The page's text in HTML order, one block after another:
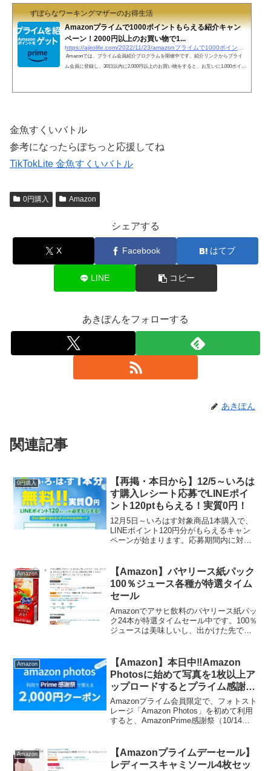
ずぼらなワーキングマザーのお得生活
Amazonプライムで1000ポイントもらえる紹介キャン
ペーン！2000円以上のお買い物で1...
Amazonでは、プライム会員紹介プログラムを開催中です。紹介リンクからプライ
ム会員に登録し、30日以内に2,000円以上のお買い物をすると、お互いに1,000ポイン
金魚すくいバトル
参考になったらぽちっと応援してね
TikTokLite 金魚すくいバトル
0円購入 Amazon
シェアする
X Facebook はてブ
LINE コピー
あきぽんをフォローする
あきぽん
関連記事
0円購入
【再掲・本日から】12/5～いろは
す購入レシート応募でLINEポイ
ント120ptもらえる！実質0円！
12月5日～いろはす対象商品1本購入で、
LINEポイント120円分がもらえるキャン
ペーンが始まります。応募期間内に対象
トから応募すると、実質1本無料となる
LINE...
Amazon
【Amazon】バヤリース紙パック
100％ジュース各種が特選タイム
セール
Amazonでアサヒ飲料のバヤリース紙パッ
ク24本が特選タイムセール中です。100％
ジュースは美味しいし、出かけた先で買
ブレックファースト アップル 100 (LL...
Amazon
【Amazon】本日中‼Amazon
Photosに始めて写真を1枚以上ア
ップロードするとプライム感謝祭
で使える2,000円分の割引クーポ
ンがもらえる
Amazonプライム会員限定で、フォトスト
レージ「Amazon Photos」を初めて利用
すると、AmazonPrime感謝祭（10/14～
ペーン内容は...
Amazon
【Amazonプライムデーセール】
レディースキャミソール4枚セッ